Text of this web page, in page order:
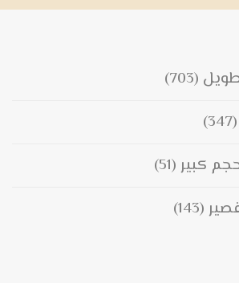
(703)
(347)
كبير (51)
(143)